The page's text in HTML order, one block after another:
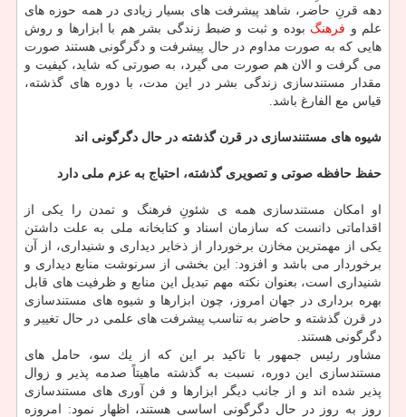
دهه قرنِ حاضر، شاهد پیشرفت های بسیار زیادی در همه حوزه های
علم و فرهنگ بوده و ثبت و ضبط زندگی بشر هم با ابزارها و روش
هایی كه به صورت مداوم در حال پیشرفت و دگرگونی هستند صورت
می گرفت و الان هم صورت می گیرد، به صورتی كه شاید، كیفیت و
مقدار مستندسازی زندگی بشر در این مدت، با دوره های گذشته،
قیاس مع الفارغ باشد.
شیوه های مستنندسازی در قرن گذشته در حال دگرگونی اند
حفظ حافظه صوتی و تصویری گذشته، احتیاج به عزم ملی دارد
او امكان مستندسازی همه ی شئونِ فرهنگ و تمدن را یكی از
اقداماتی دانست كه سازمان اسناد و كتابخانه ملی به علت داشتن
یكی از مهمترین مخازن برخوردار از ذخایر دیداری و شنیداری، از آن
برخوردار می باشد و افزود: این بخشی از سرنوشت منابع دیداری و
شنیداری است، بعنوان نكته مهم تبدیل این منابع و ظرفیت های قابل
بهره برداری در جهان امروز، چون ابزارها و شیوه های مستندسازی
در قرن گذشته و حاضر به تناسب پیشرفت های علمی در حال تغییر و
دگرگونی هستند.
مشاور رئیس جمهور با تاكید بر این كه از یك سو، حامل های
مستندسازی این دوره، نسبت به گذشته ماهیتاً صدمه پذیر و زوال
پذیر شده اند و از جانب دیگر ابزارها و فن آوری های مستندسازی
روز به روز در حال دگرگونی اساسی هستند، اظهار نمود: امروزه